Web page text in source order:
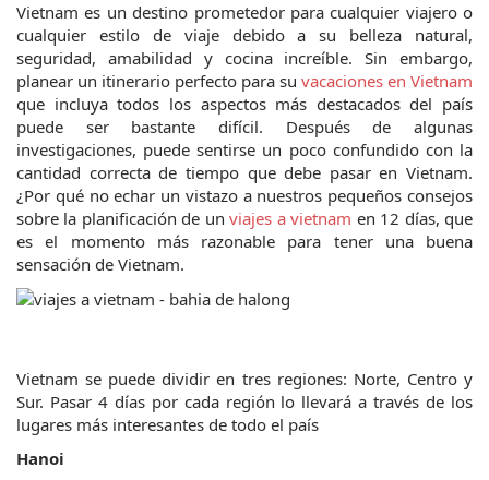
Vietnam es un destino prometedor para cualquier viajero o
cualquier estilo de viaje debido a su belleza natural,
seguridad, amabilidad y cocina increíble. Sin embargo,
planear un itinerario perfecto para su vacaciones en Vietnam
que incluya todos los aspectos más destacados del país
puede ser bastante difícil. Después de algunas
investigaciones, puede sentirse un poco confundido con la
cantidad correcta de tiempo que debe pasar en Vietnam.
¿Por qué no echar un vistazo a nuestros pequeños consejos
sobre la planificación de un viajes a vietnam en 12 días, que
es el momento más razonable para tener una buena
sensación de Vietnam.
Vietnam se puede dividir en tres regiones: Norte, Centro y
Sur. Pasar 4 días por cada región lo llevará a través de los
lugares más interesantes de todo el país
Hanoi